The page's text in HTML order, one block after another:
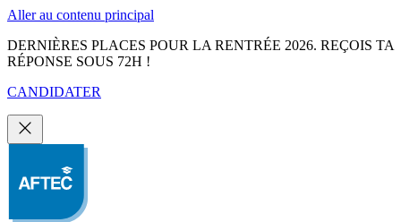
Aller au contenu principal
DERNIÈRES PLACES POUR LA RENTRÉE 2026. REÇOIS TA
RÉPONSE SOUS 72H !
CANDIDATER